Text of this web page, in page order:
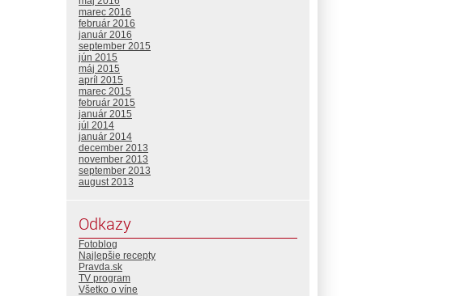
marec 2016
február 2016
január 2016
september 2015
jún 2015
máj 2015
apríl 2015
marec 2015
február 2015
január 2015
júl 2014
január 2014
december 2013
november 2013
september 2013
august 2013
Odkazy
Fotoblog
Najlepšie recepty
Pravda.sk
TV program
Všetko o víne